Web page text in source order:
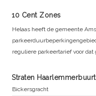
10 Cent Zones
Helaas heeft de gemeente
reguliere parkeertarief voor dat
Straten Haarlemmerbuurt
Bickersgracht